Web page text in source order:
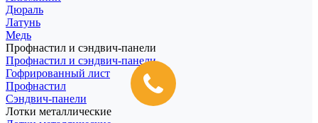
Дюраль
Латунь
Медь
Профнастил и сэндвич-панели
Профнастил и сэндвич-панели
Гофрированный лист
Профнастил
Сэндвич-панели
Лотки металлические